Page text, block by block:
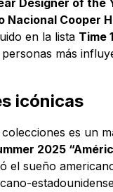
Designer of the
Nacional Cooper
en la lista Time
más
icónicas
es un
2025
el sueño